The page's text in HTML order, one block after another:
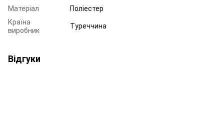
Матеріал
Поліестер
Країна
виробник
Туреччина
Відгуки